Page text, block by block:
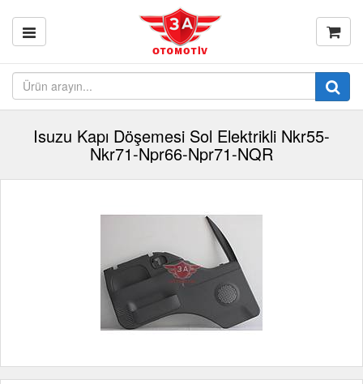
Isuzu Kapı Döşemesi Sol Elektrikli Nkr55-
Nkr71-Npr66-Npr71-NQR